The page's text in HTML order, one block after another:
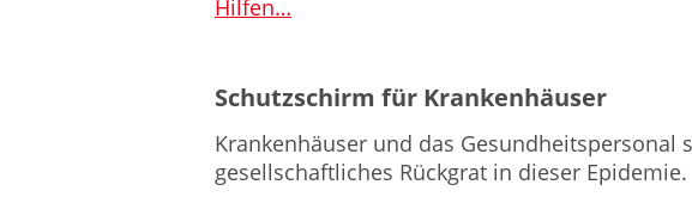
Hilfen…
Schutzschirm für Krankenhäuser
Krankenhäuser und das Gesundheitspersonal
gesellschaftliches Rückgrat in dieser Epidemie.